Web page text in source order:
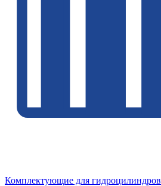
Комплектующие для гидроцилиндров